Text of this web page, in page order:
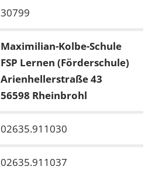
30799
Maximilian-Kolbe-Schule
FSP Lernen (Förderschule)
Arienhellerstraße 43
56598 Rheinbrohl
02635.911030
02635.911037